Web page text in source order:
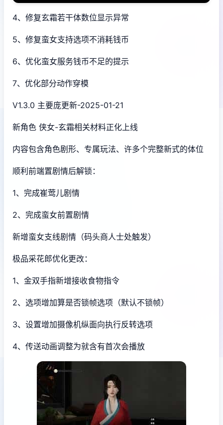
4、修复玄霜若干体数位显示异常
5、修复蛮女支持选项不消耗钱币
6、优化蛮女服务钱币不足的提示
7、优化部分动作穿模
V1.3.0 主要庞更新-2025-01-21
新角色 侠女-玄霜相关材料正化上线
内容包含角色剧形、专属玩法、许多个完整新式的体位
顺利前端置剧情后解锁：
1、完成崔莺儿剧情
2、完成蛮女前置剧情
新增蛮女支线剧情（码头商人士处触发）
极品采花郎优化更改：
1、金双手指新增接收食物指令
2、选项增加算是否锁帧选项（默认不锁帧）
3、设置增加摄像机纵面向执行反转选项
4、传送动画调整为就含有首次会播放